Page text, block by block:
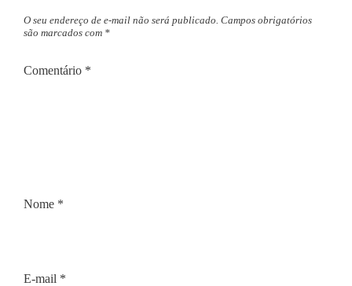
O seu endereço de e-mail não será publicado. Campos obrigatórios
são marcados com *
Comentário *
Nome *
E-mail *